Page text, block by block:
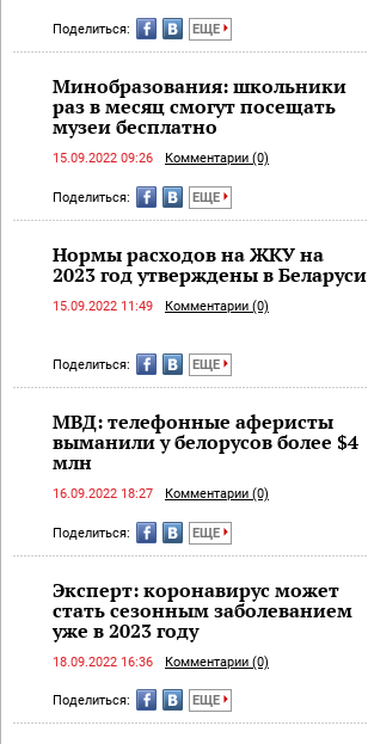
Поделиться: ЕЩЕ
Минобразования: школьники
раз в месяц смогут посещать
музеи бесплатно
15.09.2022 09:26 Комментарии (0)
Поделиться: ЕЩЕ
Нормы расходов на ЖКУ на
2023 год утверждены в Беларуси
15.09.2022 11:49 Комментарии (0)
Поделиться: ЕЩЕ
МВД: телефонные аферисты
выманили у белорусов более $4
млн
16.09.2022 18:27 Комментарии (0)
Поделиться: ЕЩЕ
Эксперт: коронавирус может
стать сезонным заболеванием
уже в 2023 году
18.09.2022 16:36 Комментарии (0)
Поделиться: ЕЩЕ